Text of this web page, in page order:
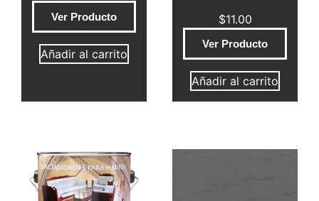
Ver Producto
Añadir al carrito
$11.00
Ver Producto
Añadir al carrito